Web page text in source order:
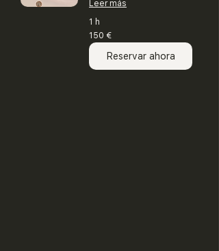
Leer más
1 h
150
euros
150 €
Reservar ahora